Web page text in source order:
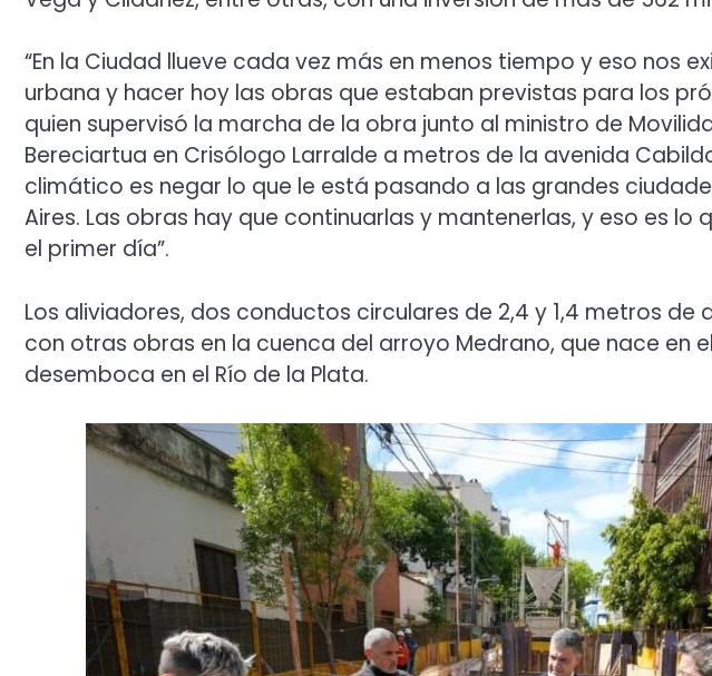
“En la Ciudad llueve cada vez más en menos tiempo y eso nos
urbana y hacer hoy las obras que estaban previstas para los
quien supervisó la marcha de la obra junto al ministro de
Bereciartua en Crisólogo Larralde a metros de la avenida
climático es negar lo que le está pasando a las grandes
Aires. Las obras hay que continuarlas y mantenerlas, y eso es
el primer día”.
Los aliviadores, dos conductos circulares de 2,4 y 1,4 metros
con otras obras en la cuenca del arroyo Medrano, que nace en
desemboca en el Río de la Plata.